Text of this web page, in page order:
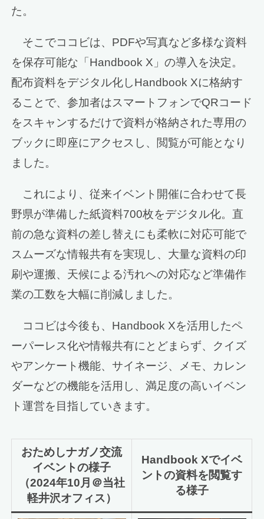
た。
そこでココビは、PDFや写真など多様な資料
を保存可能な「Handbook X」の導入を決定。
配布資料をデジタル化しHandbook Xに格納す
ることで、参加者はスマートフォンでQRコード
をスキャンするだけで資料が格納された専用の
ブックに即座にアクセスし、閲覧が可能となり
ました。
これにより、従来イベント開催に合わせて長
野県が準備した紙資料700枚をデジタル化。直
前の急な資料の差し替えにも柔軟に対応可能で
スムーズな情報共有を実現し、大量な資料の印
刷や運搬、天候による汚れへの対応など準備作
業の工数を大幅に削減しました。
ココビは今後も、Handbook Xを活用したペ
ーパーレス化や情報共有にとどまらず、クイズ
やアンケート機能、サイネージ、メモ、カレン
ダーなどの機能を活用し、満足度の高いイベン
ト運営を目指していきます。
おためしナガノ交流
イベントの様子
（2024年10月＠当社
軽井沢オフィス）
Handbook Xでイベ
ントの資料を閲覧す
る様子